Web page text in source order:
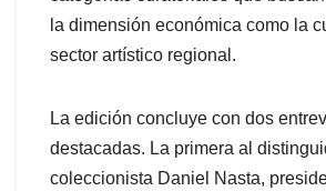
la dimensión económica como la
sector artístico regional.
La edición concluye con dos
destacadas. La primera al
coleccionista Daniel Nasta,